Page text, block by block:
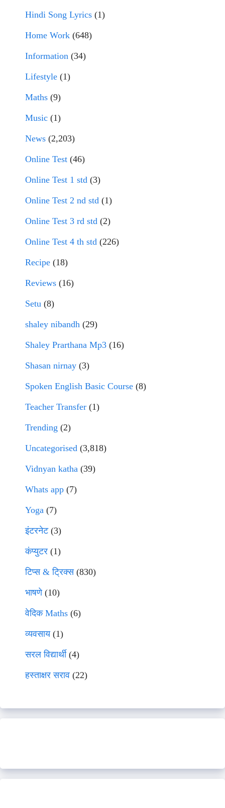
Hindi Song Lyrics (1)
Home Work (648)
Information (34)
Lifestyle (1)
Maths (9)
Music (1)
News (2,203)
Online Test (46)
Online Test 1 std (3)
Online Test 2 nd std (1)
Online Test 3 rd std (2)
Online Test 4 th std (226)
Recipe (18)
Reviews (16)
Setu (8)
shaley nibandh (29)
Shaley Prarthana Mp3 (16)
Shasan nirnay (3)
Spoken English Basic Course (8)
Teacher Transfer (1)
Trending (2)
Uncategorised (3,818)
Vidnyan katha (39)
Whats app (7)
Yoga (7)
इंटरनेट(3)
कंप्युटर (1)
टिप्स & ट्रिक्स(830)
भाषणे(10)
वेदिक Maths (6)
व्यवसाय(1)
सरल विद्यार्थी(4)
हस्ताक्षर सराव (22)